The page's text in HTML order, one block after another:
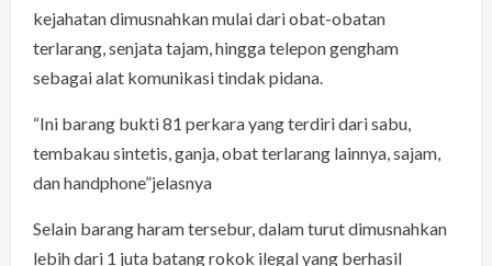
kejahatan dimusnahkan mulai dari obat-obatan
terlarang, senjata tajam, hingga telepon gengham
sebagai alat komunikasi tindak pidana.
“Ini barang bukti 81 perkara yang terdiri dari sabu,
tembakau sintetis, ganja, obat terlarang lainnya, sajam,
dan handphone”jelasnya
Selain barang haram tersebur, dalam turut dimusnahkan
lebih dari 1 juta batang rokok ilegal yang berhasil